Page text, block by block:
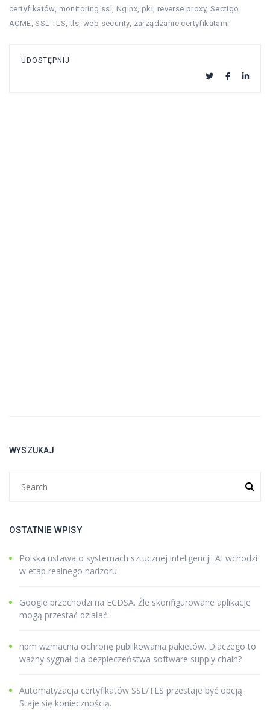
certyfikatów, monitoring ssl , Nginx, pki, reverse proxy, Sectigo
ACME,SSL TLS,tls,web security, zarządzanie certyfikatami
UDOSTĘPNIJ
WYSZUKAJ
OSTATNIE WPISY
Polska ustawa o systemach sztucznej inteligencji: AI wchodzi
w etap realnego nadzoru
Google przechodzi na ECDSA. Źle skonfigurowane aplikacje
mogą przestać działać.
npm wzmacnia ochronę publikowania pakietów. Dlaczego to
ważny sygnał dla bezpieczeństwa software supply chain?
Automatyzacja certyfikatów SSL/TLS przestaje być opcją.
Staje się koniecznością.